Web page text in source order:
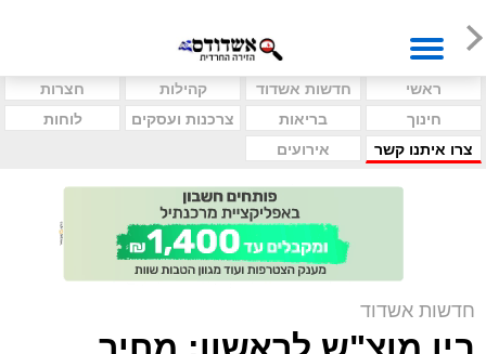
ראשי חדשות אשדוד קהילות
חצרות
חינוך
בריאות צרכנות ועסקים
לוחות
צרו איתנו קשר
אירועים
חדשות אשדוד